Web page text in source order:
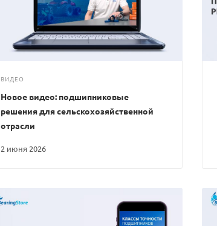
ВИДЕО
2 июня 2026
Новое видео: подшипниковые
решения для сельскохозяйственной
отрасли